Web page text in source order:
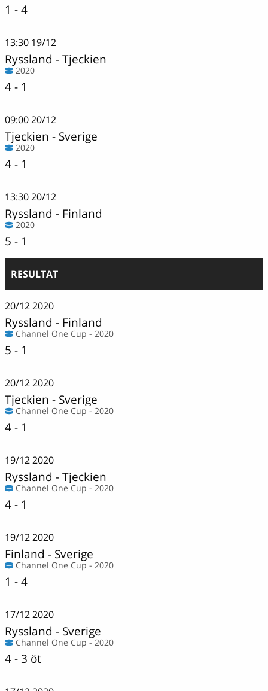
1 - 4
13:30 19/12
Ryssland -Tjeckien
2020
4 - 1
09:0020/12
Tjeckien - Sverige
2020
4 - 1
13:3020/12
Ryssland - Finland
2020
5 - 1
RESULTAT
20/122020
Ryssland - Finland
Channel One Cup - 2020
5 - 1
20/122020
Tjeckien - Sverige
Channel One Cup - 2020
4 - 1
19/122020
Ryssland -Tjeckien
Channel One Cup - 2020
4 - 1
19/122020
Finland - Sverige
Channel One Cup - 2020
1 - 4
17/122020
Ryssland - Sverige
Channel One Cup - 2020
4 - 3 öt